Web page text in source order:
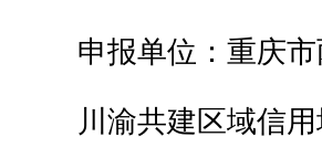
申报单位：重庆市
川渝共建区域信用